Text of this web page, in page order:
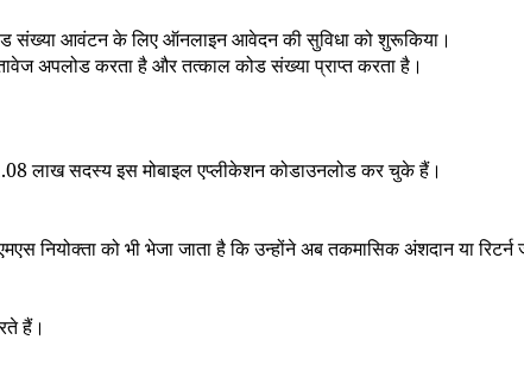
संख्या आवंटन के लिए ऑनलाइन आवेदन की सुविधा को शुरूकिया।
अपलोड करता है और तत्काल कोड संख्या प्राप्त करता है।
लाख सदस्य इस मोबाइल एप्लीकेशन कोडाउनलोड कर चुके हैं।
को भी भेजा जाता है कि उन्होंने अब तकमासिक अंशदान या रिटर्न
हैं।